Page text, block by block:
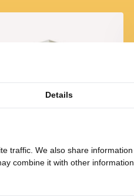
FUGURATO Epoxy-look
Details
traffic. We also share information
combine it with other information